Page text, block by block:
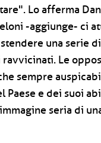
Lo afferma
-aggiunge- ci
una serie
Le
sempre
e dei suoi
seria di